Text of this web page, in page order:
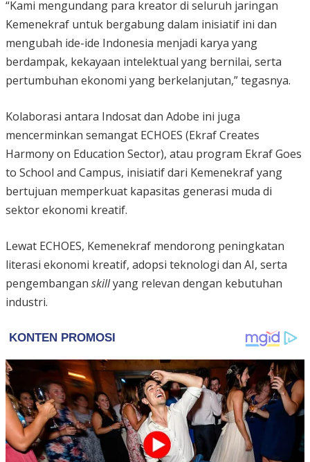
“Kami mengundang para kreator di seluruh jaringan
Kemenekraf untuk bergabung dalam inisiatif ini dan
mengubah ide-ide Indonesia menjadi karya yang
berdampak, kekayaan intelektual yang bernilai, serta
pertumbuhan ekonomi yang berkelanjutan,” tegasnya.
Kolaborasi antara Indosat dan Adobe ini juga
mencerminkan semangat ECHOES (Ekraf Creates
Harmony on Education Sector), atau program Ekraf Goes
to School and Campus, inisiatif dari Kemenekraf yang
bertujuan memperkuat kapasitas generasi muda di
sektor ekonomi kreatif.
Lewat ECHOES, Kemenekraf mendorong peningkatan
literasi ekonomi kreatif, adopsi teknologi dan AI, serta
pengembangan skillyang relevan dengan kebutuhan
industri.